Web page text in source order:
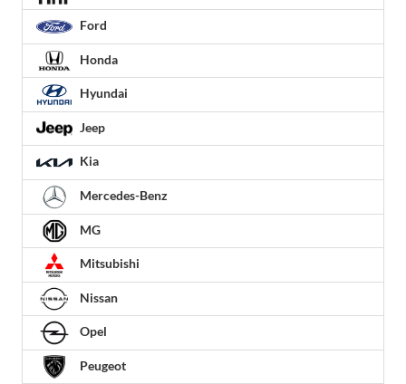
Ford
Honda
Hyundai
Jeep
Kia
Mercedes-Benz
MG
Mitsubishi
Nissan
Opel
Peugeot